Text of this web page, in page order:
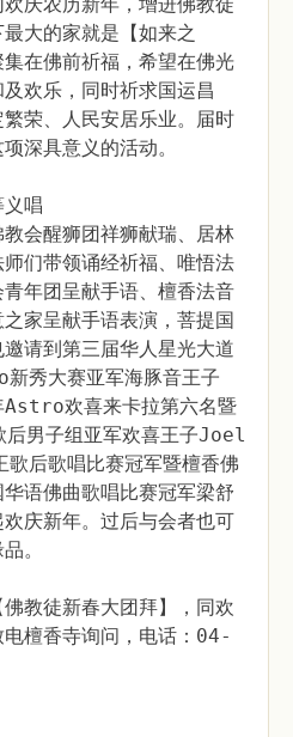
大的家就是【如来之
在佛前祈福，希望在佛光
欢乐，同时祈求国运昌
荣、人民安居乐业。届时
深具意义的活动。
唱
会醒狮团祥狮献瑞、居林
们带领诵经祈福、唯悟法
年团呈献手语、檀香法音
家呈献手语表演，菩提国
请到第三届华人星光大道
秀大赛亚军海豚音王子
欢喜来卡拉第六名暨
男子组亚军欢喜王子Joel
后歌唱比赛冠军暨檀香佛
语佛曲歌唱比赛冠军梁舒
庆新年。过后与会者也可
。
教徒新春大团拜】，同欢
檀香寺询问，电话：04-